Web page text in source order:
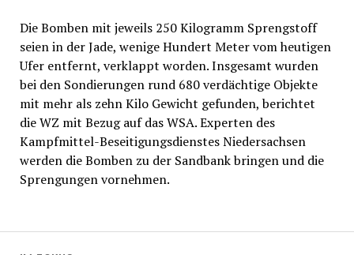
Die Bomben mit jeweils 250 Kilogramm Sprengstoff
seien in der Jade, wenige Hundert Meter vom heutigen
Ufer entfernt, verklappt worden. Insgesamt wurden
bei den Sondierungen rund 680 verdächtige Objekte
mit mehr als zehn Kilo Gewicht gefunden, berichtet
die WZ mit Bezug auf das WSA. Experten des
Kampfmittel-Beseitigungsdienstes Niedersachsen
werden die Bomben zu der Sandbank bringen und die
Sprengungen vornehmen.